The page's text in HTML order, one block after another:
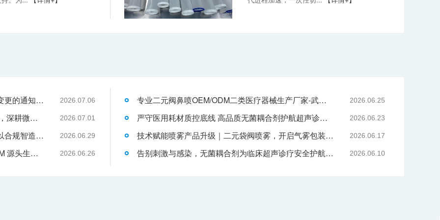
关于消毒型医用超声耦合剂外包装装箱方式变更的通知-武汉耦合医学 2026.07.06
武汉耦合医学：聚焦一次性切口保护套OEM，深耕微创耗材定制代工领域 2026.07.01
液体伤口敷料代工行业升级，武汉耦合医学以合规智造赋能品牌发展 2026.06.29
武汉耦合医学｜专业二类妇科凝胶 OEM/ODM 源头生产厂家 2026.06.26
专业二元阀鼻喷OEM/ODM二类医疗器械生产厂家-武汉耦合医学 2026.06.25
严守医用耗材质控底线 高品质无菌耦合剂护航超声诊疗院感安全-武汉耦合医学 2026.06.23
技术赋能喷雾产品升级｜二元袋阀喷雾，开启气雾包装新工艺时代 2026.06.17
告别刺激与感染，无菌耦合剂为临床超声诊疗安全护航-武汉耦合医学 2026.06.10